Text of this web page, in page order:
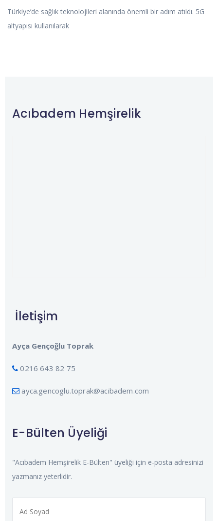
Türkiye’de sağlık teknolojileri alanında önemli bir adım atıldı. 5G
altyapısı kullanılarak
Acıbadem Hemşirelik
İletişim
Ayça Gençoğlu Toprak
0216 643 82 75
ayca.gencoglu.toprak@acibadem.com
E-Bülten Üyeliği
"Acıbadem Hemşirelik E-Bülten" üyeliği için e-posta adresinizi
yazmanız yeterlidir.